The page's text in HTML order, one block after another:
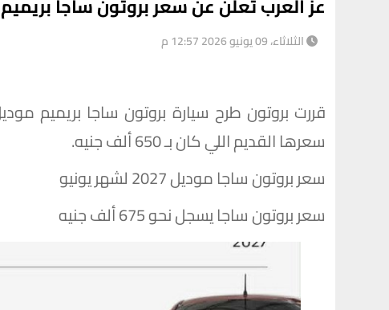
الثلاثاء، 09 يونيو 2026 12:57 م
سعرها القديم اللي كان بـ 650 ألف جنيه.
سعر بروتون ساجا موديل 2027 لشهر يونيو
سعر بروتون ساجا يسجل نحو 675 ألف جنيه